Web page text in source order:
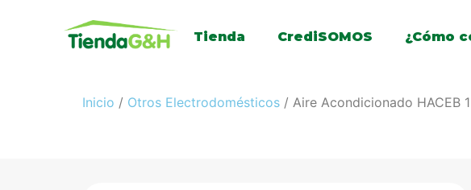
Tienda CrediSOMOS ¿Cómo
Inicio / Otros Electrodomésticos / Aire Acondicionado HACEB